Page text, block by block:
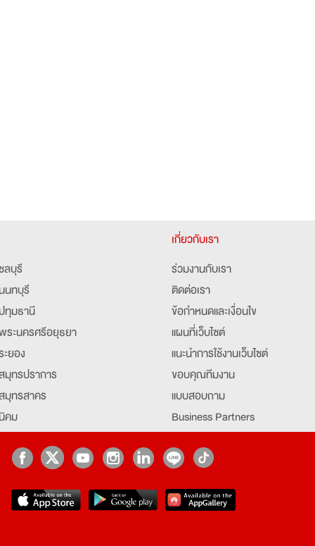
ลบุรี
นทบุรี
ทุมธานี
ระนครศรีอยุธยา
ยอง
มุทรปราการ
มุทรสาคร
คม
เกี่ยวกับเรา
ร่วมงานกับเรา
ติดต่อเรา
ข้อกำหนดและเงื่อนไข
แผนที่เว็บไซต์
แนะนำการใช้งานเว็บไซต์
ขอบคุณทีมงาน
แบบสอบถาม
Business Partners
Job Index
job